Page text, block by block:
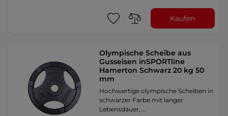
Kaufen
Olympische Scheibe aus
Gusseisen inSPORTline
Hamerton Schwarz 20 kg 50
mm
Hochwertige olympische Scheiben in
schwarzer Farbe mit langer
Lebensdauer, …